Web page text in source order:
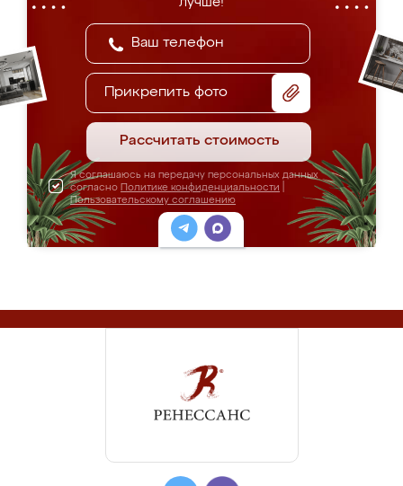
Прикрепить фото
Рассчитать стоимость
Я соглашаюсь на передачу персональных данных
согласно Политике конфиденциальности
Пользовательскому соглашению